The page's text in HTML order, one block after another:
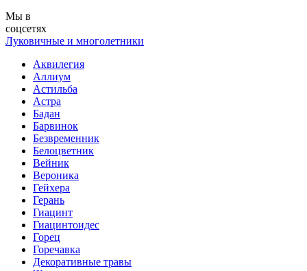
Мы в
соцсетях
Луковичные и многолетники
Аквилегия
Аллиум
Астильба
Астра
Бадан
Барвинок
Безвременник
Белоцветник
Вейник
Вероника
Гейхера
Герань
Гиацинт
Гиацинтоидес
Горец
Горечавка
Декоративные травы